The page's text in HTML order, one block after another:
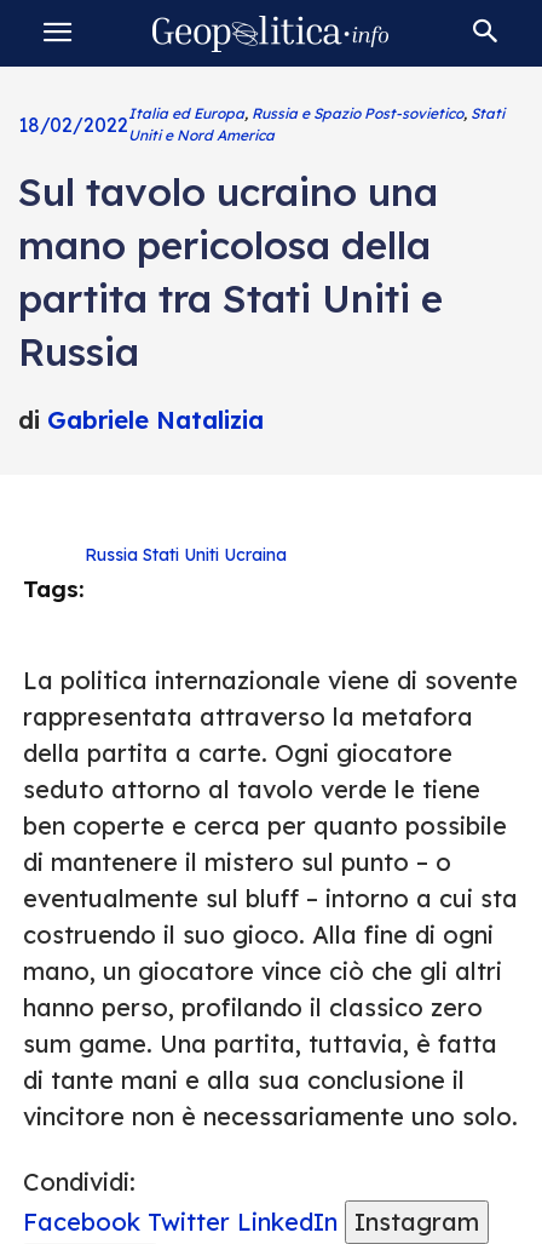
18/02/2022Italia ed Europa, Russia e Spazio Post-sovietico, Stati
Uniti e Nord America
Sul tavolo ucraino una
mano pericolosa della
partita tra Stati Uniti e
Russia
di Gabriele Natalizia
Tags:
Russia Stati Uniti Ucraina
La politica internazionale viene di sovente
rappresentata attraverso la metafora
della partita a carte. Ogni giocatore
seduto attorno al tavolo verde le tiene
ben coperte e cerca per quanto possibile
di mantenere il mistero sul punto – o
eventualmente sul bluff – intorno a cui sta
costruendo il suo gioco. Alla fine di ogni
mano, un giocatore vince ciò che gli altri
hanno perso, profilando il classico zero
sum game. Una partita, tuttavia, è fatta
di tante mani e alla sua conclusione il
vincitore non è necessariamente uno solo.
Condividi:
Facebook Twitter LinkedIn
Instagram